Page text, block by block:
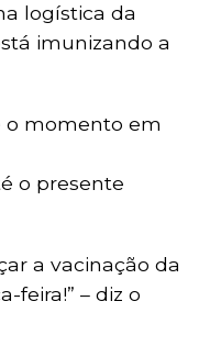
logística da
imunizando a
o momento em
o presente
a vacinação da
feira!” – diz o